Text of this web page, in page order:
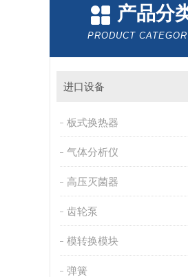
产品分
PRODUCT
进口设备
板式换热器
气体分析仪
高压灭菌器
齿轮泵
模转换模块
弹簧